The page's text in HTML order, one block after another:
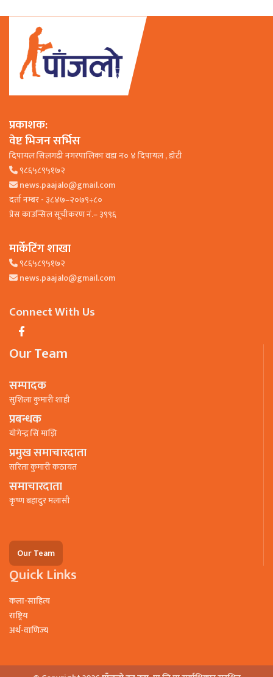
प्रकाशक:
वेष्ट भिजन सर्भिस
दिपायल सिलगढी नगरपालिका वडा न० ४ दिपायल , डाेटी
९८६५८९५१७२
news.paajalo@gmail.com
दर्ता नम्बर - ३८४७–२०७९÷८०
प्रेस काउन्सिल सूचीकरण नं.– ३९९६
मार्केटिंग शाखा
९८६५८९५१७२
news.paajalo@gmail.com
Connect With Us
Our Team
सम्पादक
सुशिला कुमारी शाही
प्रबन्धक
याेगेन्द्र सिं माझि
प्रमुख समाचारदाता
सरिता कुमारी कठायत
समाचारदाता
कृष्ण बहादुर मलासी
Our Team
Quick Links
कला-साहित्य
राष्ट्रिय
अर्थ-वाणिज्य